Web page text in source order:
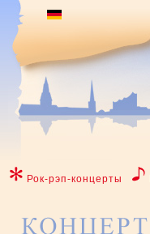
Рок-рэп-концерты